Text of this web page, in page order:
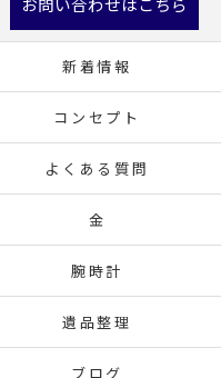
新着情報
コンセプト
よくある質問
金
腕時計
遺品整理
ブログ